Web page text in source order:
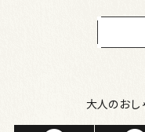
大人のおし